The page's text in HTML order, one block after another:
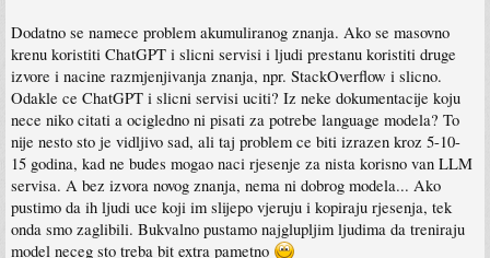
Dodatno se namece problem akumuliranog znanja. Ako se masovno
krenu koristiti ChatGPT i slicni servisi i ljudi prestanu koristiti druge
izvore i nacine razmjenjivanja znanja, npr. StackOverflow i slicno.
Odakle ce ChatGPT i slicni servisi uciti? Iz neke dokumentacije koju
nece niko citati a ocigledno ni pisati za potrebe language modela? To
nije nesto sto je vidljivo sad, ali taj problem ce biti izrazen kroz 5-10-
15 godina, kad ne budes mogao naci rjesenje za nista korisno van LLM
servisa. A bez izvora novog znanja, nema ni dobrog modela... Ako
pustimo da ih ljudi uce koji im slijepo vjeruju i kopiraju rjesenja, tek
onda smo zaglibili. Bukvalno pustamo najglupljim ljudima da treniraju
model neceg sto treba bit extra pametno